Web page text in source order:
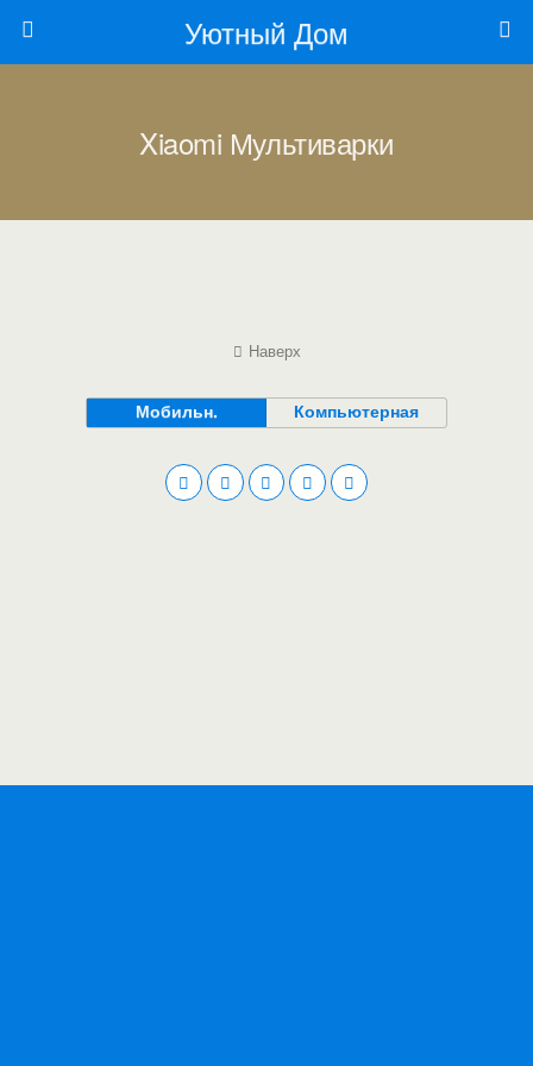
Уютный Дом
Xiaomi Мультиварки
Наверх
Мобильн. Компьютерная